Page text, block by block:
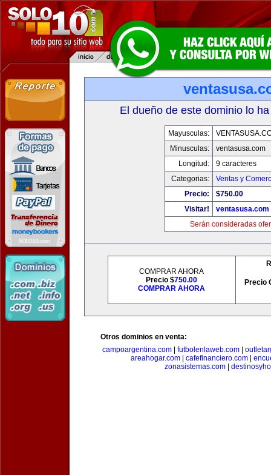
El dueño de este dominio lo
Mayusculas:
Minusculas:
ventasusa.com
Longitud:
9 caracteres
Categorias:
Ventas y
Precio:
$750.00
Visitar!
ventasusa.com
Serán consideradas
COMPRAR AHORA
Precio $750.00
COMPRAR AHORA
Precio
Otros dominios en venta:
campoargentina.com| futbolenlaweb.com|
areahogar.com| cafefinanciero.com|
zonasistemas.com